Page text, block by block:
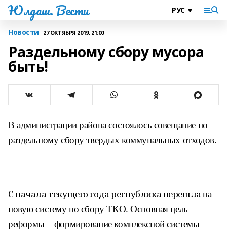
Юлдаш. Вести
Новости 27 ОКТЯБРЯ 2019, 21:00
Раздельному сбору мусора
быть!
В администрации района состоялось совещание по
раздельному сборутвердых коммунальных отходов.
С начала текущего года республика перешлана
новую систему по сбору ТКО. Основная цель
реформы – формирование комплексной системы